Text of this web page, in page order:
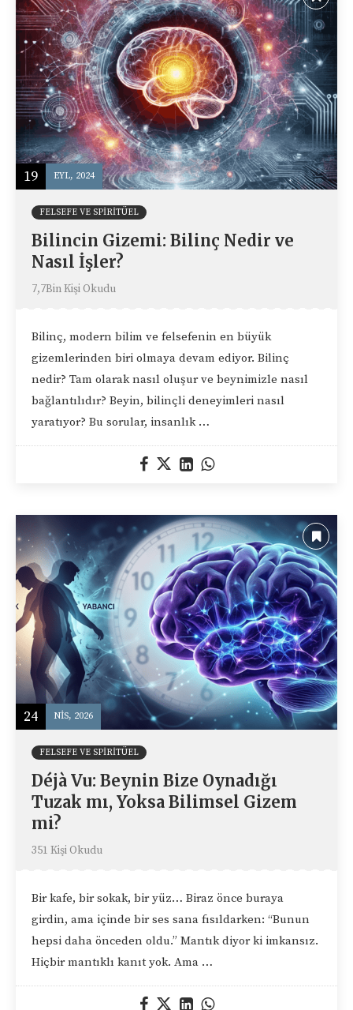
19 EYL, 2024
FELSEFE VE SPIRITÜEL
Bilincin Gizemi: Bilinç Nedir ve
Nasıl İşler?
7,7Bin Kişi Okudu
Bilinç, modern bilim ve felsefenin en büyük
gizemlerinden biri olmaya devam ediyor. Bilinç
nedir? Tam olarak nasıl oluşur ve beynimizle nasıl
bağlantılıdır? Beyin, bilinçli deneyimleri nasıl
yaratıyor? Bu sorular, insanlık …
24 NIS, 2026
FELSEFE VE SPIRITÜEL
Déjà Vu: Beynin Bize Oynadığı
Tuzak mı, Yoksa Bilimsel Gizem
mi?
351 Kişi Okudu
Bir kafe, bir sokak, bir yüz… Biraz önce buraya
girdin, ama içinde bir ses sana fısıldarken: “Bunun
hepsi daha önceden oldu.” Mantık diyor ki imkansız.
Hiçbir mantıklı kanıt yok. Ama …